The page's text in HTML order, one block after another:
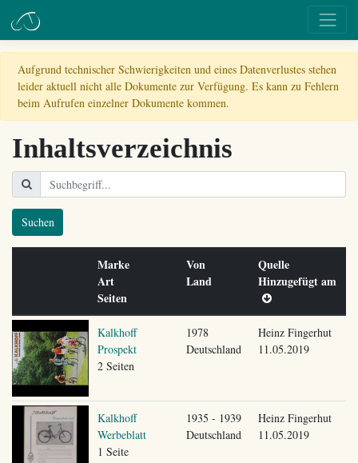
Aufgrund technischer Schwierigkeiten und eines Datenverlustes stehen
leider aktuell nicht alle Dokumente zur Verfügung. Es kann zu Fehlern
beim Aufrufen einzelner Dokumente kommen.
Inhaltsverzeichnis
Suchen
Marke
Art
Seiten
Von
Land
Quelle
Hinzugefügt am
Kalkhoff
Prospekt
2 Seiten
1978
Deutschland
Heinz Fingerhut
11.05.2019
Kalkhoff
Werbeblatt
1 Seite
1935 - 1939
Deutschland
Heinz Fingerhut
11.05.2019